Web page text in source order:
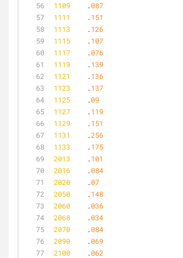
1109
	.
087
1111
	.
151
1113
	.
126
1115
	.
107
1117
	.
076
1119
	.
139
1121
	.
136
1123
	.
137
1125
	.
09
1127
	.
119
1129
	.
151
1131
	.
256
1133
	.
175
2013
	.
101
2016
	.
084
2020
	.
07
2050
	.
148
2060
	.
036
2068
	.
034
2070
	.
084
2090
	.
069
2100
	.
062